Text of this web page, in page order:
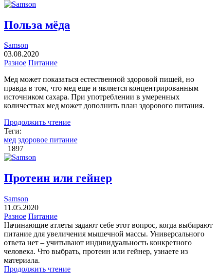
Польза мёда
Samson
03.08.2020
Разное Питание
Мед может показаться естественной здоровой пищей, но
правда в том, что мед еще и является концентрированным
источником сахара. При употреблении в умеренных
количествах мед может дополнить план здорового питания.
Продолжить чтение
Теги:
мед здоровое питание
1897
Протеин или гейнер
Samson
11.05.2020
Разное Питание
Начинающие атлеты задают себе этот вопрос, когда выбирают
питание для увеличения мышечной массы. Универсального
ответа нет – учитывают индивидуальность конкретного
человека. Что выбрать, протеин или гейнер, узнаете из
материала.
Продолжить чтение